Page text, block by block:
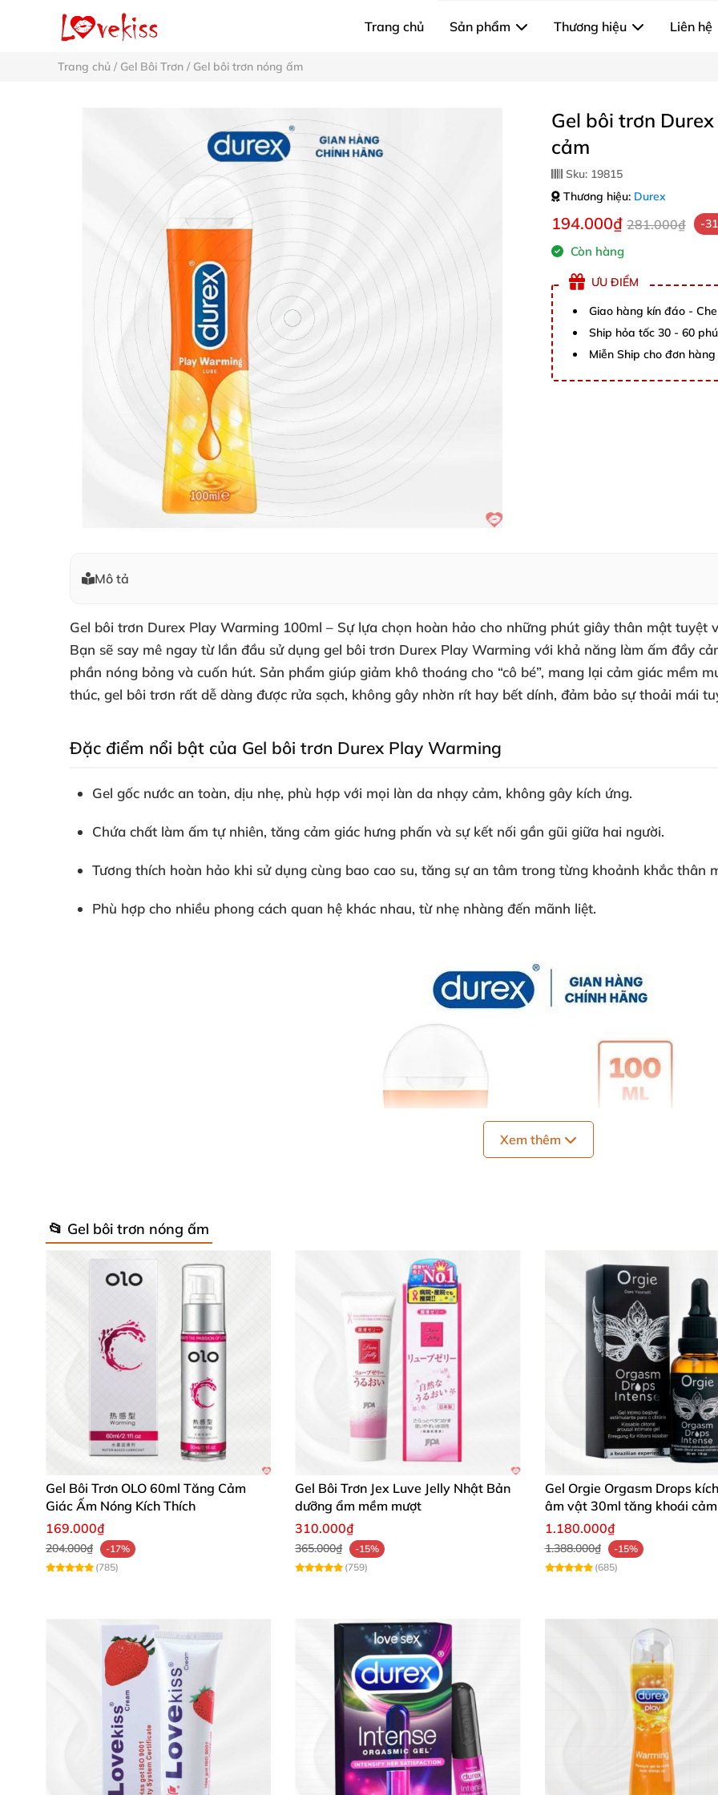
Trang chủ Sản phẩm Thương hiệu Liên hệ
Trang chủ / Gel Bôi Trơn / Gel bôi trơn nóng ấm
Gel bôi trơn
cảm
Sku: 19815
Thương hiệu: Durex
194.000₫ 281.000₫ -
Còn hàng
ƯU ĐIỂM
Giao hàng kín đáo -
Ship hỏa tốc 30 - 60
Miễn Ship cho đơn
Mô tả
Gel bôi trơn Durex Play Warming 100ml – Sự lựa chọn hoàn hảo cho những phút giây thân mật tuyệt
Bạn sẽ say mê ngay từ lần đầu sử dụng gel bôi trơn Durex Play Warming với khả năng làm ấm đầy
phần nóng bỏng và cuốn hút. Sản phẩm giúp giảm khô thoáng cho “cô bé”, mang lại cảm giác mềm
thúc, gel bôi trơn rất dễ dàng được rửa sạch, không gây nhờn rít hay bết dính, đảm bảo sự thoải mái
Đặc điểm nổi bật của Gel bôi trơn Durex Play Warming
Gel gốc nước an toàn, dịu nhẹ, phù hợp với mọi làn da nhạy cảm, không gây kích ứng.
Chứa chất làm ấm tự nhiên, tăng cảm giác hưng phấn và sự kết nối gần gũi giữa hai người.
Tương thích hoàn hảo khi sử dụng cùng bao cao su, tăng sự an tâm trong từng khoảnh khắc thân
Phù hợp cho nhiều phong cách quan hệ khác nhau, từ nhẹ nhàng đến mãnh liệt.
Gel bôi trơn Durex Play 100ml ấm nóng tăng khoái cảm
Thông số kỹ thuật chi tiết
Tên sản phẩm: Gel bôi trơn Durex Play Warming Lube
Xuất xứ: Thái Lan – nhà sản xuất uy tín Reckitt Benckiser Healthcare Manufacturing (Thailand) Ltd.
Số đăng ký lưu hành: 220000785/PCBB-BYT
Chủ sở hữu: Công ty TNHH DKSH Việt Nam
Công dụng: Giảm hiện tượng khô âm đạo, tăng sự mượt mà và làm ấm khi quan hệ.
Xem thêm
📂 Gel bôi trơn nóng ấm
Gel Bôi Trơn OLO 60ml Tăng Cảm
Giác Ấm Nóng Kích Thích
169.000₫
204.000₫
-17%
(785)
Gel Bôi Trơn Jex Luve Jelly Nhật Bản
dưỡng ẩm mềm mượt
310.000₫
365.000₫
-15%
(759)
Gel Orgie Orgasm Drops
âm vật 30ml tăng khoái cảm
1.180.000₫
1.388.000₫
-15%
(685)